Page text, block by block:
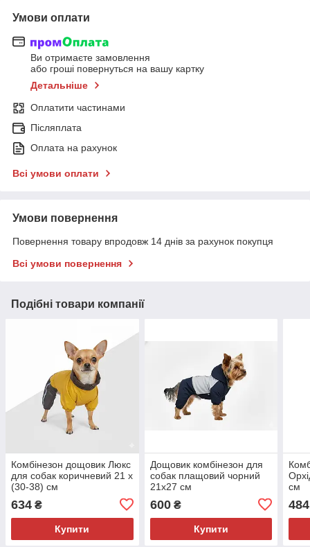
Умови оплати
Ви отримаєте замовлення
або гроші повернуться на вашу картку
Детальніше
Оплатити частинами
Післяплата
Оплата на рахунок
Всі умови оплати
Умови повернення
Повернення товару впродовж 14 днів за рахунок покупця
Всі умови повернення
Подібні товари компанії
Комбінезон дощовик Люкс
для собак коричневий 21 х
(30-38) см
634 ₴
Купити
Дощовик комбінезон для
собак плащовий чорний
21х27 см
600₴
Купити
см
484